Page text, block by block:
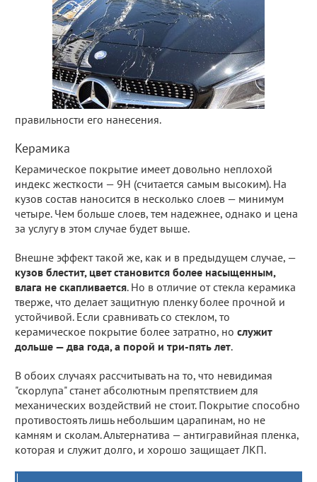
правильности его нанесения.
Керамика
Керамическое покрытие имеет довольно неплохой
индекс жесткости — 9H (считается самым высоким). На
кузов состав наносится в несколько слоев — минимум
четыре. Чем больше слоев, тем надежнее, однако и цена
за услугу в этом случае будет выше.
Внешне эффект такой же, как и в предыдущем случае, —
кузов блестит, цвет становится более насыщенным,
влага не скапливается. Но в отличие от стекла керамика
тверже, что делает защитную пленку более прочной и
устойчивой. Если сравнивать со стеклом, то
керамическое покрытие более затратно, но служит
дольше — два года, а порой и три-пять лет.
В обоих случаях рассчитывать на то, что невидимая
"скорлупа" станет абсолютным препятствием для
механических воздействий не стоит. Покрытие способно
противостоять лишь небольшим царапинам, но не
камням и сколам. Альтернатива — антигравийная пленка,
которая и служит долго, и хорошо защищает ЛКП.